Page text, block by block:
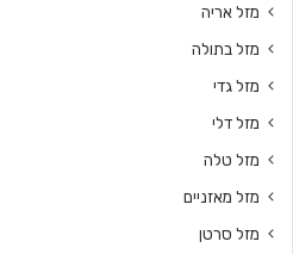
מזל אריה
מזל בתולה
מזל גדי
מזל דלי
מזל טלה
מזל מאזניים
מזל סרטן